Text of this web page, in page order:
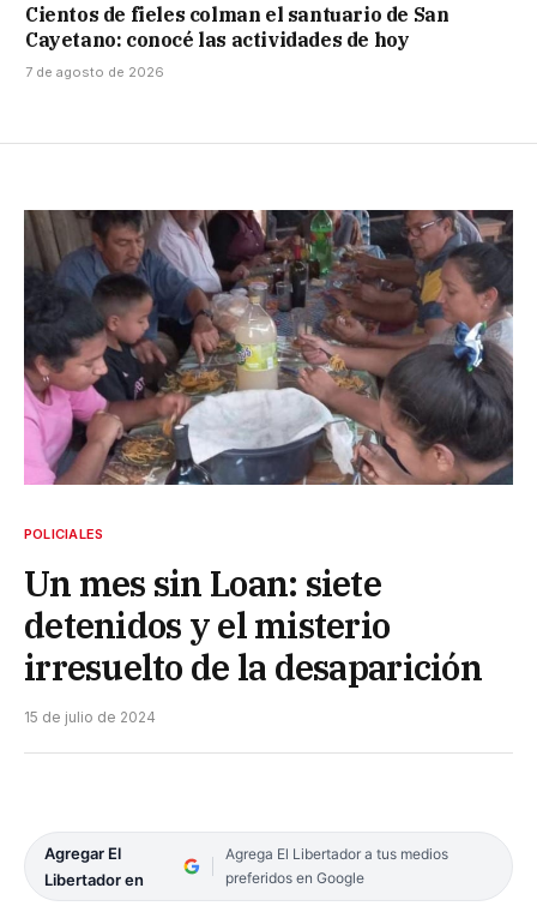
Cientos de fieles colman el santuario de San
Cayetano: conocé las actividades de hoy
7 de agosto de 2026
POLICIALES
Un mes sin Loan: siete
detenidos y el misterio
irresuelto de la desaparición
15 de julio de 2024
Agregar El
Libertador en
Agrega El Libertador a tus medios
preferidos en Google